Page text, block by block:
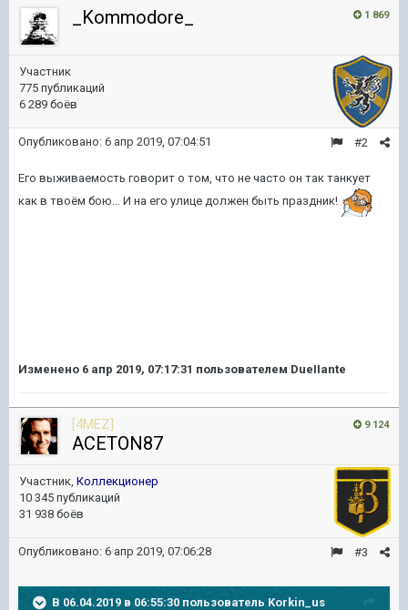
1 869
_Kommodore_
Участник
775 публикаций
6 289 боёв
#2
Опубликовано: 6 апр 2019, 07:04:51
Его выживаемость говорит о том, что не часто он так танкует
как в твоём бою... И на его улице должен быть праздник!
Изменено 6 апр 2019, 07:17:31 пользователем DueIIante
9 124
[4MEZ]
ACETON87
Участник, Коллекционер
10 345 публикаций
31 938 боёв
#3
Опубликовано: 6 апр 2019, 07:06:28
В 06.04.2019 в 06:55:30 пользователь Korkin_us